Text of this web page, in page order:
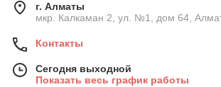
г. Алматы
мкр. Калкаман 2, ул. №1, дом 64,
Контакты
Сегодня выходной
Показать весь график работы